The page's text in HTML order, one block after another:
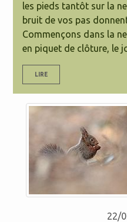
les pieds tantôt sur la
bruit de vos pas
Commençons dans la
en piquet de clôture, le
LIRE
22/